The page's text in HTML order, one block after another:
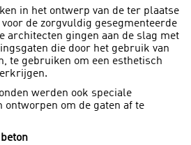
in het ontwerp van de ter plaatse
de zorgvuldig gesegmenteerde
architecten gingen aan de slag met
die door het gebruik van
te gebruiken om een esthetisch
werden ook speciale
om de gaten af te